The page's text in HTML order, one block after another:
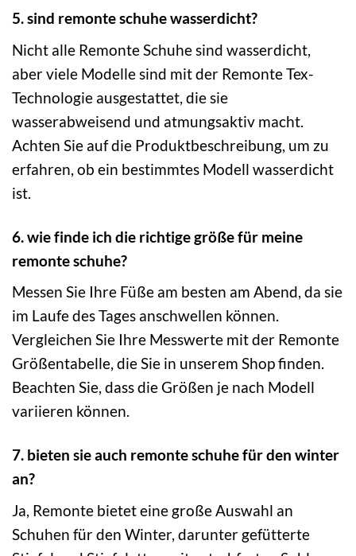
5. sind remonte schuhe wasserdicht?
Nicht alle Remonte Schuhe sind wasserdicht,
aber viele Modelle sind mit der Remonte Tex-
Technologie ausgestattet, die sie
wasserabweisend und atmungsaktiv macht.
Achten Sie auf die Produktbeschreibung, um zu
erfahren, ob ein bestimmtes Modell wasserdicht
ist.
6. wie finde ich die richtige größe für meine
remonte schuhe?
Messen Sie Ihre Füße am besten am Abend, da sie
im Laufe des Tages anschwellen können.
Vergleichen Sie Ihre Messwerte mit der Remonte
Größentabelle, die Sie in unserem Shop finden.
Beachten Sie, dass die Größen je nach Modell
variieren können.
7. bieten sie auch remonte schuhe für den winter
an?
Ja, Remonte bietet eine große Auswahl an
Schuhen für den Winter, darunter gefütterte